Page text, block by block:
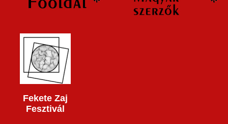
Fekete Zaj
Fesztivál